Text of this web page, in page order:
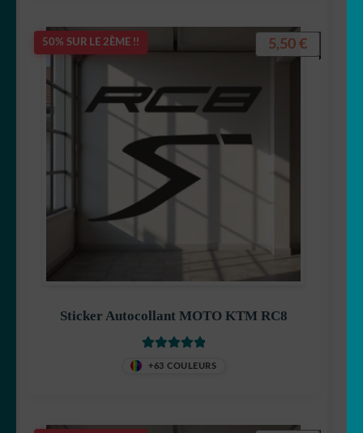
50% SUR LE 2ÈME !!
Sticker Autocollant MOTO KTM RC8
+63 COULEURS
5,50 €